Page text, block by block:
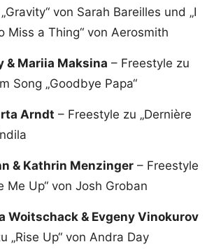
von Sarah Bareilles und „I
Miss a Thing“ von Aerosmith
& Mariia Maksina – Freestyle zu
Song „Goodbye Papa“
Arndt – Freestyle zu „Dernière
& Kathrin Menzinger – Freestyle
Me Up“ von Josh Groban
Woitschack & Evgeny Vinokurov
„Rise Up“ von Andra Day